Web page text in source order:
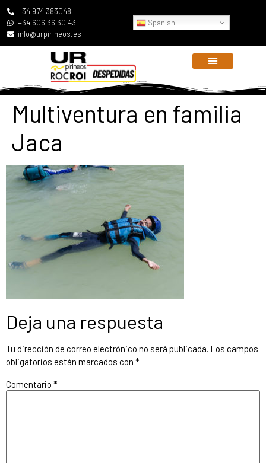
+34 974 383048
+34 606 36 30 43
info@urpirineos.es
Spanish
Multiventura en familia
Jaca
Deja una respuesta
Tu dirección de correo electrónico no será publicada. Los campos
obligatorios están marcados con *
Comentario *